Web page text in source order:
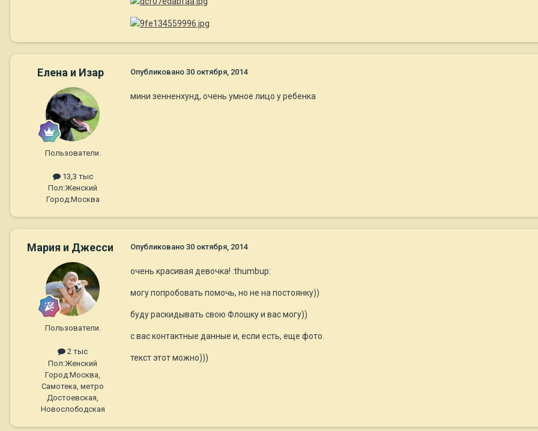
Елена и Изар
Пользователи.
13,3 тыс
Пол:Женский
Город:Москва
Опубликовано 30 октября, 2014
мини зенненхунд, очень умное лицо у ребенка
Мария и Джесси
Пользователи.
2 тыс
Пол:Женский
Город:Москва,
Самотека, метро
Достоевская,
Новослободская
Опубликовано 30 октября, 2014
очень красивая девочка! :thumbup:
могу попробовать помочь, но не на постоянку))
буду раскидывать свою Флошку и вас могу))
с вас контактные данные и, если есть, еще фото.
текст этот можно)))